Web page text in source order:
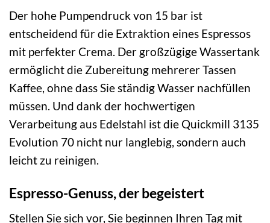
Der hohe Pumpendruck von 15 bar ist
entscheidend für die Extraktion eines Espressos
mit perfekter Crema. Der großzügige Wassertank
ermöglicht die Zubereitung mehrerer Tassen
Kaffee, ohne dass Sie ständig Wasser nachfüllen
müssen. Und dank der hochwertigen
Verarbeitung aus Edelstahl ist die Quickmill 3135
Evolution 70 nicht nur langlebig, sondern auch
leicht zu reinigen.
Espresso-Genuss, der begeistert
Stellen Sie sich vor, Sie beginnen Ihren Tag mit